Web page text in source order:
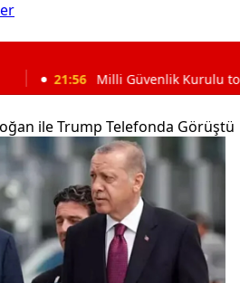
Kurulu toplantısı sona erdi
ile Trump Telefonda Görüştü